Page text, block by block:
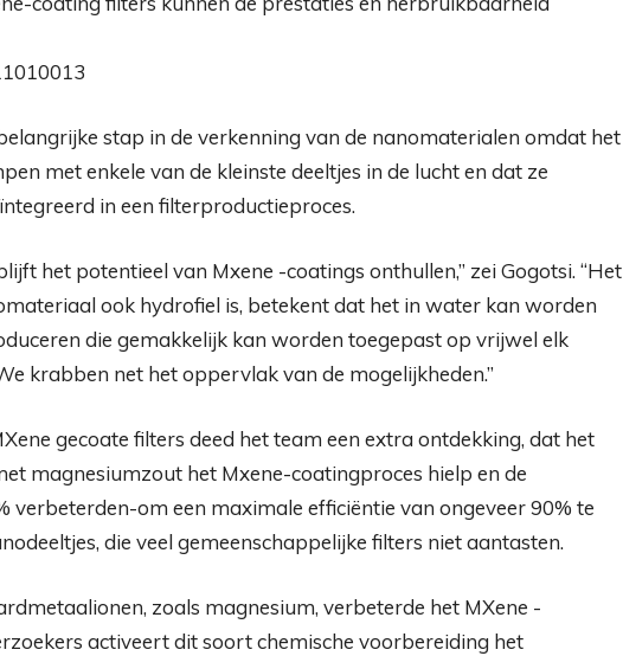
stap in de verkenning van de nanomaterialen omdat het
met enkele van de kleinste deeltjes in de lucht en dat ze
in een filterproductieproces.
het potentieel van Mxene -coatings onthullen,” zei Gogotsi. “Het
ook hydrofiel is, betekent dat het in water kan worden
die gemakkelijk kan worden toegepast op vrijwel elk
krabben net het oppervlak van de mogelijkheden.”
gecoate filters deed het team een ​​extra ontdekking, dat het
magnesiumzout het Mxene-coatingproces hielp en de
verbeterden-om een ​​maximale efficiëntie van ongeveer 90% te
die veel gemeenschappelijke filters niet aantasten.
zoals magnesium, verbeterde het MXene -
activeert dit soort chemische voorbereiding het